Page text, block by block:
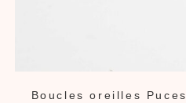
Boucles oreilles